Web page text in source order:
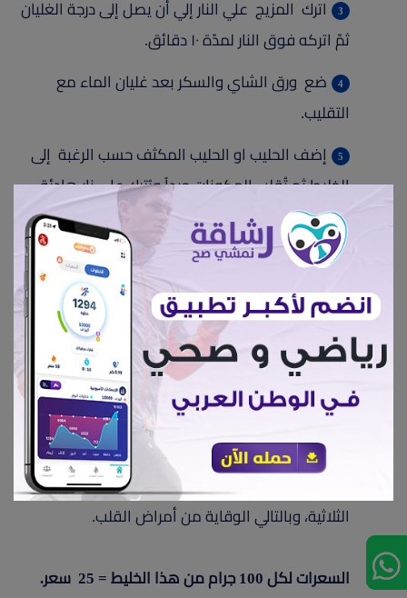
اترك المزيج علي النار إلي أن يصل إلى درجة الغليان
ثمّ اتركه فوق النار لمدّة ١٠ دقائق.
ضع ورق الشاي والسكر بعد غليان الماء مع
التقليب.
إضف الحليب او الحليب المكثف حسب الرغبة إلى
الخليط ثم تُقلب المكونات جيداً ويُترك على نار هادئة
لمدة 15 دقيقة.
تصفي المكونات ويقدم ساخنا
يساهم شاي الكرك في ظبط مستويات السكر في
الدم،و تحسين السيطرة على نسبته. ايضا يعمل علي
تقليل مقاومة الأنسولين مما يسهل على الجسم
استخدام الأنسولين ومرافقة السكر من الدم إلى
الخلايا، ايضا يلعب دورا مهما في تخفيض ضغط الدم
وتقليل مستويات الكوليسترول الضار في الدم والدهون
الثلاثية، وبالتالي الوقاية من أمراض القلب.
السعرات لكل 100 جرام من هذا الخليط = 25 سعر.